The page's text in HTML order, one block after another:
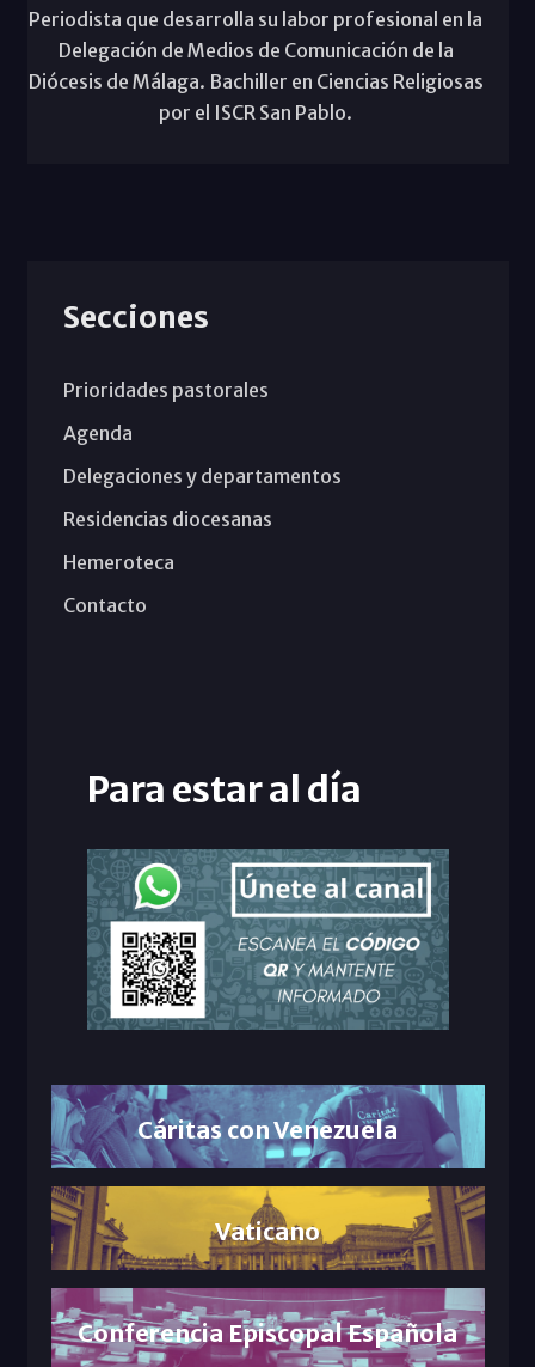
Periodista que desarrolla su labor profesional en la
Delegación de Medios de Comunicación de la
Diócesis de Málaga. Bachiller en Ciencias Religiosas
por el ISCR San Pablo.
Secciones
Prioridades pastorales
Agenda
Delegaciones y departamentos
Residencias diocesanas
Hemeroteca
Contacto
Para estar al día
Cáritas con Venezuela
Vaticano
Conferencia Episcopal Española